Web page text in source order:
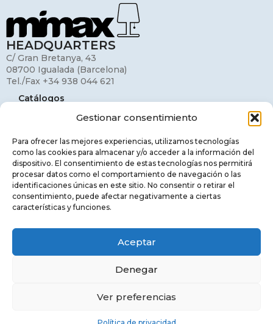
Gestionar consentimiento
Para ofrecer las mejores experiencias, utilizamos tecnologías
como las cookies para almacenar y/o acceder a la información del
dispositivo. El consentimiento de estas tecnologías nos permitirá
procesar datos como el comportamiento de navegación o las
identificaciones únicas en este sitio. No consentir o retirar el
consentimiento, puede afectar negativamente a ciertas
características y funciones.
Aceptar
Denegar
Ver preferencias
HEADQUARTERS
C/ Gran Bretanya, 43
08700 Igualada (Barcelona)
Tel./Fax +34 938 044 621
Catálogos
Contacto
Aviso legal
Política de privacidad
Política de cookies
© MIMAX LIGHTING, S.L.. ALL RIGHTS